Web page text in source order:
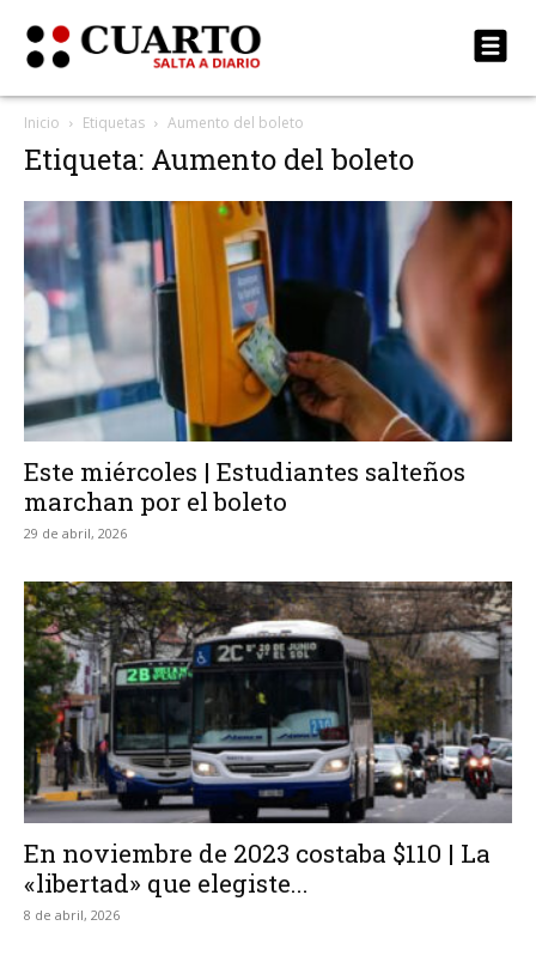
Inicio Etiquetas Aumento del boleto
Etiqueta: Aumento del boleto
Este miércoles | Estudiantes salteños
marchan por el boleto
29 de abril, 2026
En noviembre de 2023 costaba $110 | La
«libertad» que elegiste...
8 de abril, 2026